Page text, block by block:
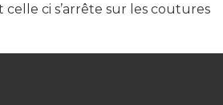
ci s’arrête sur les coutures